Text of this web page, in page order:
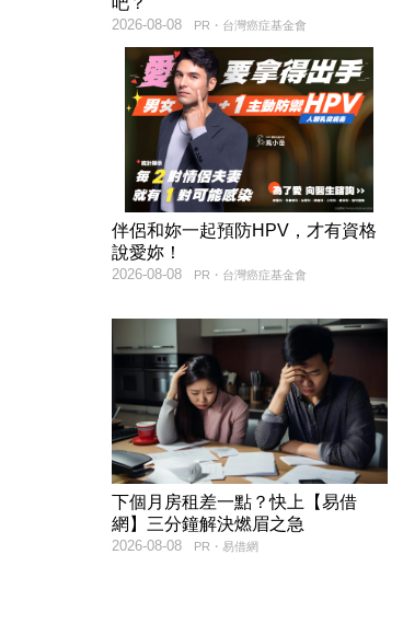
PR・台灣癌症基金會
2026-08-08
伴侶和妳一起預防HPV，才有資格
說愛妳！
PR・台灣癌症基金會
2026-08-08
下個月房租差一點？快上【易借
網】三分鐘解決燃眉之急
PR・易借網
2026-08-08